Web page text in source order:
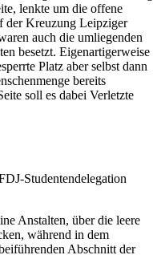
lenkte um die offene
der Kreuzung Leipziger
auch die umliegenden
besetzt. Eigenartigerweise
Platz aber selbst dann
bereits
soll es dabei Verletzte
Studentendelegation
Anstalten, über die leere
während in dem
Abschnitt der